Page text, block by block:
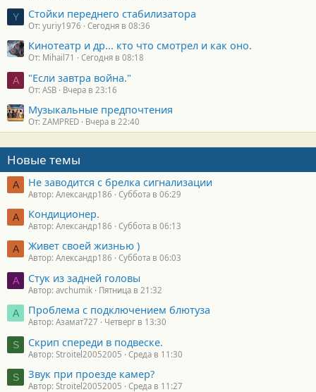
Y Стойки переднего стабилизатора
От: yuriy1976 Сегодня в 08:36
Кинотеатр и др... кто что смотрел и как оно.
От: Mihail71 Сегодня в 08:18
A "Если завтра война."
От: ASB Вчера в 23:16
Музыкальные предпочтения
От: ZAMPRED Вчера в 22:40
Новые темы
А Не заводится с брелка сигнализации
Автор: Александр186 Суббота в 06:29
А Кондиционер.
Автор: Александр186 Суббота в 06:13
А Живет своей жизнью )
Автор: Александр186 Суббота в 06:03
A Стук из задней головы
Автор: avchumik Пятница в 21:32
А Проблема с подключением блютуза
Автор: Азамат727 Четверг в 13:30
S Скрип спереди в подвеске.
Автор: Stroitel20052005 Среда в 11:30
S Звук при проезде камер?
Автор: Stroitel20052005 Среда в 11:27